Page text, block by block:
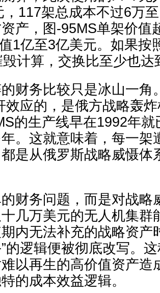
，117架总成本不过6万
产，图-95MS单架价值
1亿至3亿美元。如果按
计算，交换比至少也
财务比较只是冰山一角
效应的，是俄方战略轰炸
的生产线早在1992年
。这就意味着，每一架
是从俄罗斯战略威慑体
财务问题，而是对战略
几万美元的无人机集群
内无法补充的战略资产
的逻辑便被彻底改写。
以再生的高价值资产造
的成本效益逻辑。